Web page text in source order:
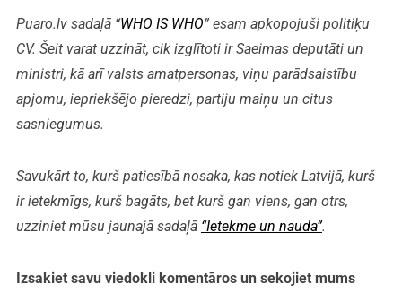
Puaro.lv sadaļā “WHO IS WHO” esam apkopojuši politiķu
CV. Šeit varat uzzināt, cik izglītoti ir Saeimas deputāti un
ministri, kā arī valsts amatpersonas, viņu parādsaistību
apjomu, iepriekšējo pieredzi, partiju maiņu un citus
sasniegumus.
Savukārt to, kurš patiesībā nosaka, kas notiek Latvijā, kurš
ir ietekmīgs, kurš bagāts, bet kurš gan viens, gan otrs,
uzziniet mūsu jaunajā sadaļā “Ietekme un nauda”.
Izsakiet savu viedokli komentāros un sekojiet mums